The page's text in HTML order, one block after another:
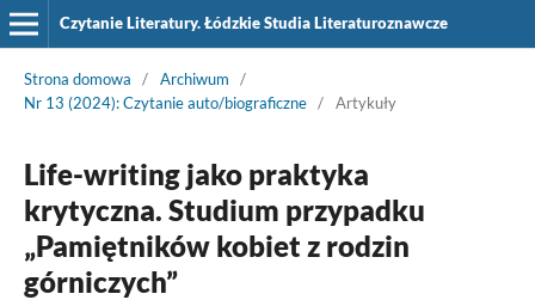
Czytanie Literatury. Łódzkie Studia Literaturoznawcze
Strona domowa / Archiwum
/
Nr 13 (2024): Czytanie auto/biograficzne / Artykuły
Life-writing jako praktyka
krytyczna. Studium przypadku
„Pamiętników kobiet z rodzin
górniczych”